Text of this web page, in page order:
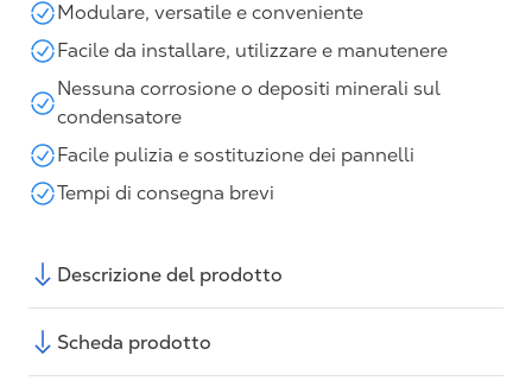
Modulare, versatile e conveniente
Facile da installare, utilizzare e manutenere
Nessuna corrosione o depositi minerali sul
condensatore
Facile pulizia e sostituzione dei pannelli
Tempi di consegna brevi
Descrizione del prodotto
Scheda prodotto